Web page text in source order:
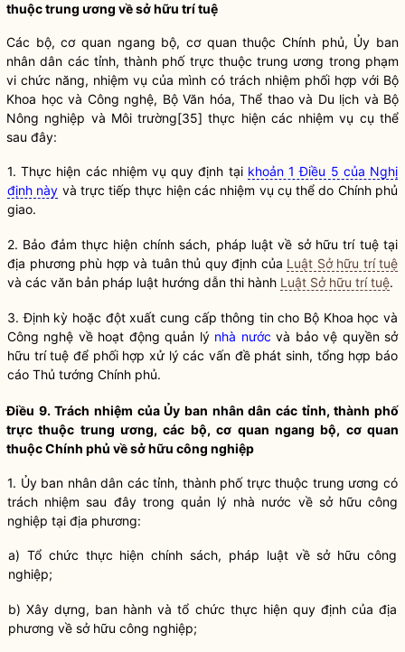
thuộc trung ương về sở hữu trí tuệ
Các bộ, cơ quan ngang bộ, cơ quan thuộc Chính phủ, Ủy ban
nhân dân các tỉnh, thành phố trực thuộc trung ương trong phạm
vi chức năng, nhiệm vụ của mình có trách nhiệm phối hợp với Bộ
Khoa học và Công nghệ, Bộ Văn hóa, Thể thao và Du lịch và Bộ
Nông nghiệp và Môi trường[35] thực hiện các nhiệm vụ cụ thể
sau đây:
1. Thực hiện các nhiệm vụ quy định tại khoản 1 Điều 5 của Nghị
định này và trực tiếp thực hiện các nhiệm vụ cụ thể do Chính phủ
giao.
2. Bảo đảm thực hiện chính sách, pháp luậtvề sở hữu trí tuệ tại
địa phương phù hợp và tuân thủ quy định của Luật Sở hữu trí tuệ
và các văn bản pháp luật hướng dẫn thi hành Luật Sở hữu trí tuệ.
3. Định kỳ hoặc đột xuất cung cấp thông tin cho Bộ Khoa học và
Công nghệ về hoạt động quản lý nhà nước và bảo vệ quyền sở
hữu trí tuệ để phối hợp xử lý các vấn đề phát sinh, tổng hợp báo
cáo Thủ tướng Chính phủ.
Điều 9. Trách nhiệm của Ủy ban nhân dân các tỉnh, thành phố
trực thuộc trung ương, các bộ, cơ quan ngang bộ, cơ quan
thuộc Chính phủ về sở hữu công nghiệp
1. Ủy ban nhân dân các tỉnh, thành phố trực thuộc trung ương có
trách nhiệm sau đây trong quản lý nhà nước về sở hữu công
nghiệp tại địa phương:
a) Tổ chức thực hiện chính sách, pháp luậtvề sở hữu công
nghiệp;
b) Xây dựng, ban hành và tổ chức thực hiện quy định của địa
phương về sở hữu công nghiệp;